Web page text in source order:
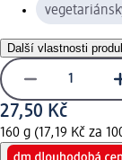
Další vlastnosti
27,50 Kč
160 g (17,19 Kč za